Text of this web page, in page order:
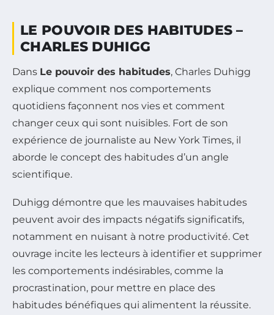
LE POUVOIR DES HABITUDES –
CHARLES DUHIGG
Dans Le pouvoir des habitudes, Charles Duhigg
explique comment nos comportements
quotidiens façonnent nos vies et comment
changer ceux qui sont nuisibles. Fort de son
expérience de journaliste au New York Times, il
aborde le concept des habitudes d’un angle
scientifique.
Duhigg démontre que les mauvaises habitudes
peuvent avoir des impacts négatifs significatifs,
notamment en nuisant à notre productivité. Cet
ouvrage incite les lecteurs à identifier et supprimer
les comportements indésirables, comme la
procrastination, pour mettre en place des
habitudes bénéfiques qui alimentent la réussite.